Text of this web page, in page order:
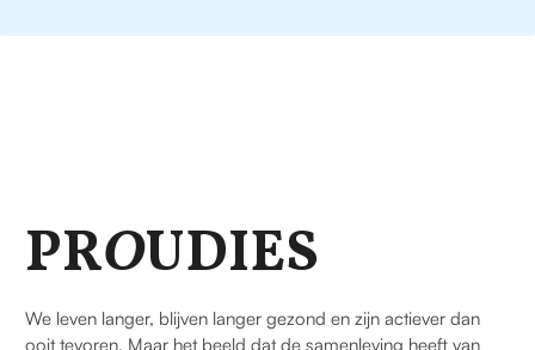
PROUDIES
We leven langer, blijven langer gezond en zijn actiever dan
ooit tevoren. Maar het beeld dat de samenleving heeft van